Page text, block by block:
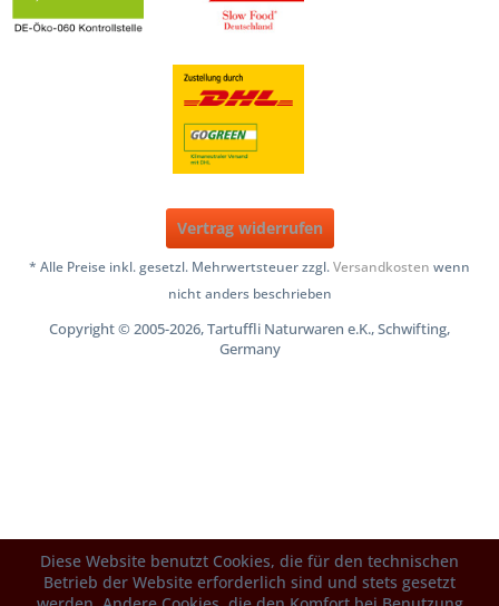
Vertrag widerrufen
* Alle Preise inkl. gesetzl. Mehrwertsteuer zzgl.Versandkosten wenn
nicht anders beschrieben
Copyright © 2005-2026, Tartuffli Naturwaren e.K., Schwifting,
Germany
Diese Website benutzt Cookies, die für den technischen
Betrieb der Website erforderlich sind und stets gesetzt